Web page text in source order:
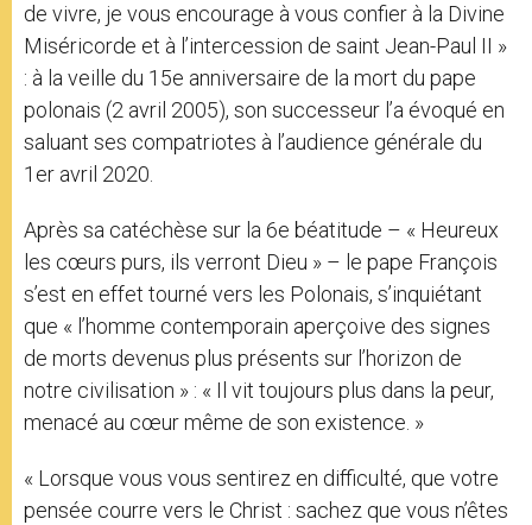
de vivre, je vous encourage à vous confier à la Divine
Miséricorde et à l’intercession de saint Jean-Paul II »
: à la veille du 15e anniversaire de la mort du pape
polonais (2 avril 2005), son successeur l’a évoqué en
saluant ses compatriotes à l’audience générale du
1er avril 2020.
Après sa catéchèse sur la 6e béatitude – « Heureux
les cœurs purs, ils verront Dieu » – le pape François
s’est en effet tourné vers les Polonais, s’inquiétant
que « l’homme contemporain aperçoive des signes
de morts devenus plus présents sur l’horizon de
notre civilisation » : « Il vit toujours plus dans la peur,
menacé au cœur même de son existence. »
« Lorsque vous vous sentirez en difficulté, que votre
pensée courre vers le Christ : sachez que vous n’êtes